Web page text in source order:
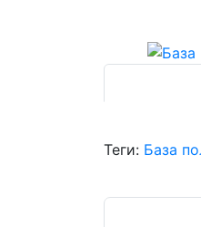
Теги: База